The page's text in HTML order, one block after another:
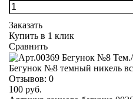
Заказать
Купить в 1 клик
Сравнить
Бегунок №8 темный никель
Отзывов: 0
100 руб.